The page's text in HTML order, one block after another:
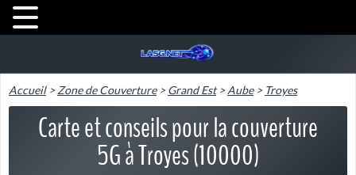
Accueil>Zone de Couverture>Grand Est>Aube> Troyes
Carte et conseils pour la couverture
5G à Troyes (10000)